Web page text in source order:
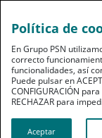
Noticias
Política de
En Grupo PSN
correcto
funcionalidades, así
Puede pulsar en
CONFIGURACIÓN
RECHAZAR para
Aceptar